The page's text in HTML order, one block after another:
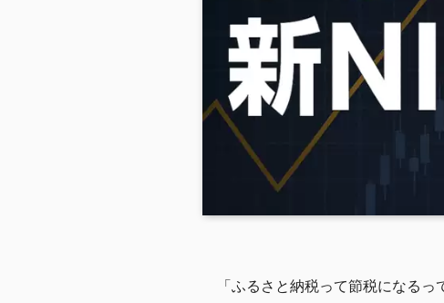
「ふるさと納税って節税になる